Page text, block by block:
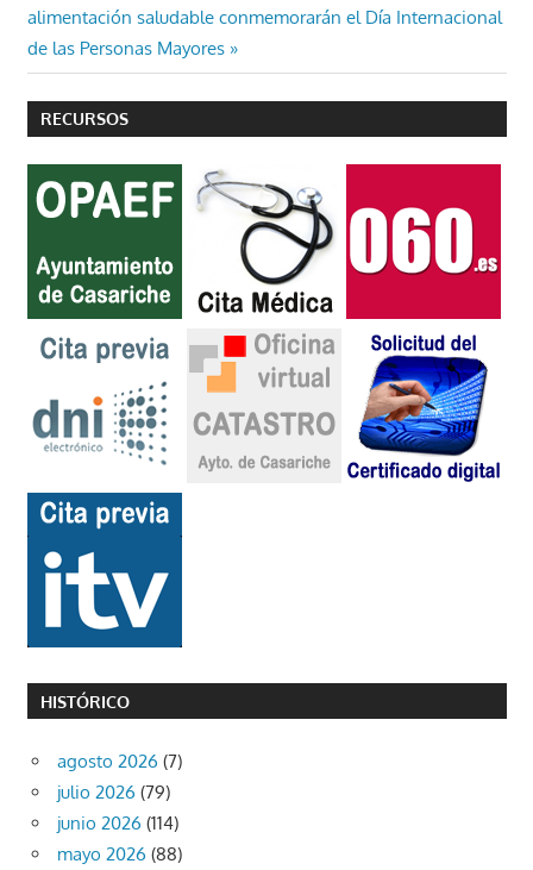
entradas
siguiente:
alimentación saludable conmemorarán el Día Internacional
de las Personas Mayores
RECURSOS
HISTÓRICO
agosto 2026 (7)
julio 2026 (79)
junio 2026 (114)
mayo 2026 (88)